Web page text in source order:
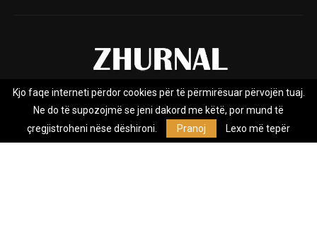
Rreth nesh Impresumi Marketing
Kontakt
Privacy Policy
Zhurnal.mk është Agjenci e Lajmeve e pavarur, e themeluar në vitin
Kjo faqe interneti përdor cookies për të përmirësuar përvojën tuaj.
Ne do të supozojmë se jeni dakord me këtë, por mund të
çregjistroheni nëse dëshironi.
Pranoj Lexo më tepër